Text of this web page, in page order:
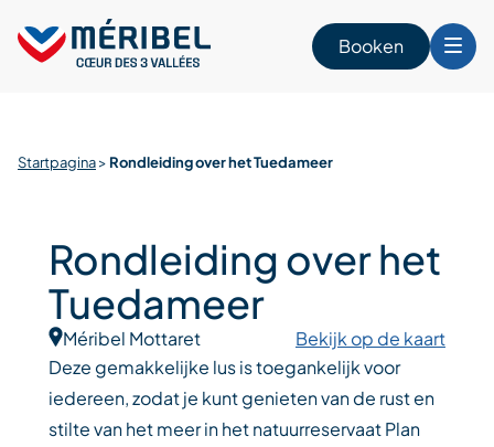
content
Booken
Startpagina> Rondleiding over het Tuedameer
Rondleiding over het
Tuedameer
Méribel Mottaret
Bekijk op de kaart
Deze gemakkelijke lus is toegankelijk voor
iedereen, zodat je kunt genieten van de rust en
stilte van het meer in het natuurreservaat Plan